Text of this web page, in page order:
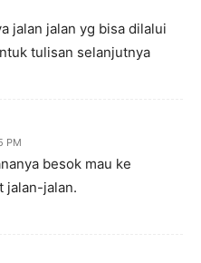
jalan jalan yg bisa dilalui
tulisan selanjutnya
PM
besok mau ke
jalan-jalan.